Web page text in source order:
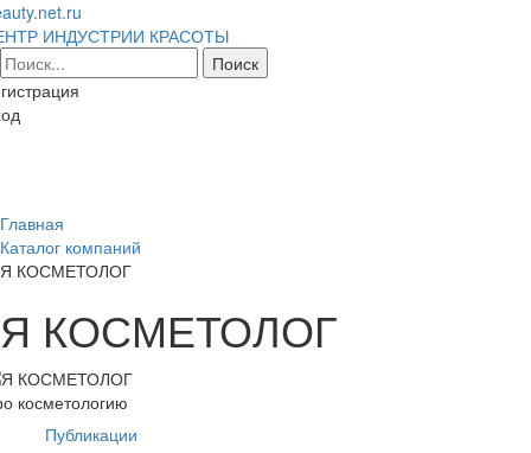
ИНДУСТРИИ КРАСОТЫ
Главная
Каталог компаний
Я КОСМЕТОЛОГ
Я КОСМЕТОЛОГ
косметологию
Публикации